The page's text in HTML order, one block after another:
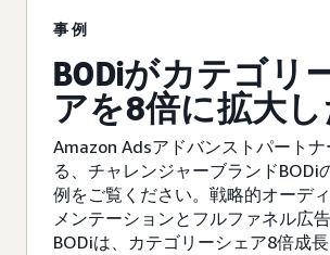
事例
BODiがカテゴリ
アを8倍に拡大
Amazon Adsアドバンストパートナ
る、チャレンジャーブランドBODi
例をご覧ください。戦略的オーデ
メンテーションとフルファネル広
BODiは、カテゴリーシェア8倍成